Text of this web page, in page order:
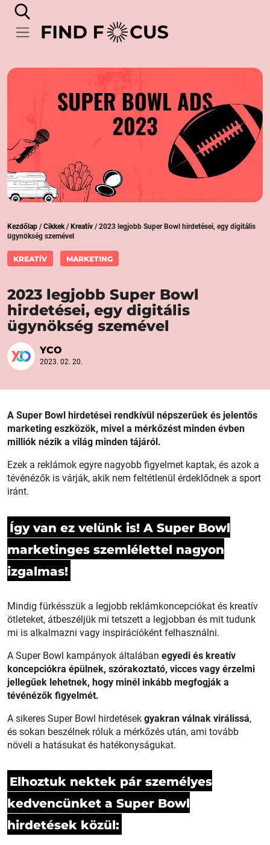
Kezdőlap /Cikkek/ Kreatív /2023 legjobb Super Bowl hirdetései, egy digitális
ügynökség szemével
KREATÍV MARKETING
2023 legjobb Super Bowl
hirdetései, egy digitális
ügynökség szemével
YCO
2023. 02. 20.
A Super Bowl hirdetései rendkívül népszerűek és jelentős
marketing eszközök, mivel a mérkőzést minden évben
milliók nézik a világ minden tájáról.
Ezek a reklámok egyre nagyobb figyelmet kaptak, és azok a
tévénézők is várják, akik nem feltétlenül érdeklődnek a sport
iránt.
Így van ez velünk is! A Super Bowl
marketinges szemlélettel nagyon
izgalmas!
Mindig fürkésszük a legjobb reklámkoncepciókat és kreatív
ötleteket, átbeszéljük mi tetszett a legjobban és mit tudunk
mi is alkalmazni vagy inspirációként felhasználni.
A Super Bowl kampányok általában egyedi és kreatív
koncepciókra épülnek, szórakoztató, vicces vagy érzelmi
jellegűek lehetnek, hogy minél inkább megfogják a
tévénézők figyelmét.
A sikeres Super Bowl hirdetések gyakran válnak virálissá,
és sokan beszélnek róluk a mérkőzés után, ami tovább
növeli a hatásukat és hatékonyságukat.
Elhoztuk nektek pár személyes
kedvencünket a Super Bowl
hirdetések közül: